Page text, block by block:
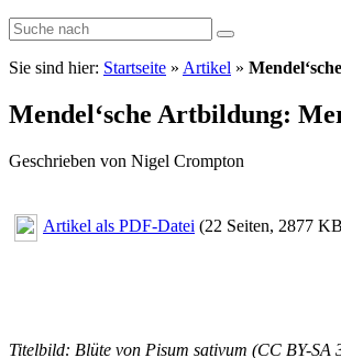
Sie sind hier: Startseite » Artikel »
Mendel‘sche Artbildung:
Geschrieben von Nigel Crompton
Artikel als PDF-Datei (22 Seiten, 2877
Titelbild: Blüte von Pisum sativum (CC BY-SA